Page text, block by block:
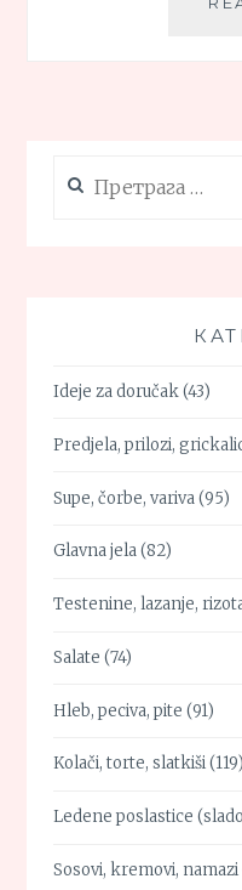
за:
Ideje za doručak(43)
Predjela, prilozi,
Supe, čorbe, variva(95)
Glavna jela(82)
Testenine, lazanje,
Salate (74)
Hleb, peciva, pite (91)
Kolači, torte, slatkiši(119)
Ledene poslastice
Sosovi, kremovi, namazi